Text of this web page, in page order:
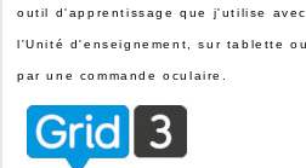
outil d'apprentissage que j'utilise
l'Unité d'enseignement, sur tablette
par une commande oculaire.